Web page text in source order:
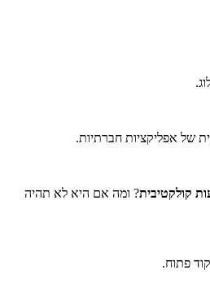
קולקטיבית? ומה אם היא לא תהיה